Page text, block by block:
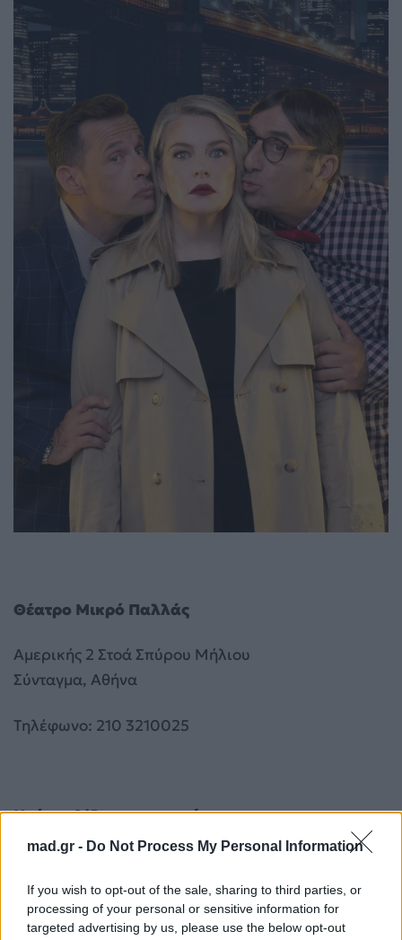
mad.gr - Do Not Process My Personal Information
If you wish to opt-out of the sale, sharing to third parties, or
processing of your personal or sensitive information for
targeted advertising by us, please use the below opt-out
Θέατρο Μικρό Παλλάς
Αμερικής 2 Στοά Σπύρου Μήλιου
Σύνταγμα, Αθήνα
Τηλέφωνο: 210 3210025
Ημέρες & Ώρες παραστάσεων
Δευτέρα και Τρίτη: 20:00